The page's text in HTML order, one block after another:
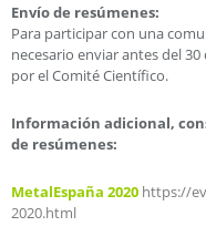
Envío de resúmenes:
Para participar con una
necesario enviar antes del
por el Comité Científico.
Información adicional,
de resúmenes:
MetalEspaña 2020 https://
2020.html